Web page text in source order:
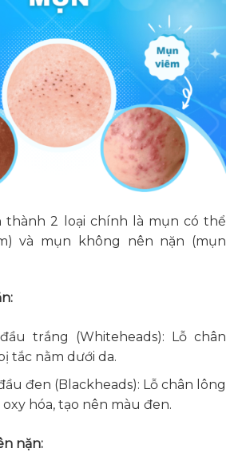
thành 2 loại chính là mụn có thể
và mụn không nên nặn (mụn
trắng (Whiteheads): Lỗ chân
tắc nằm dưới da.
đen (Blackheads): Lỗ chân lông
oxy hóa, tạo nên màu đen.
nặn: